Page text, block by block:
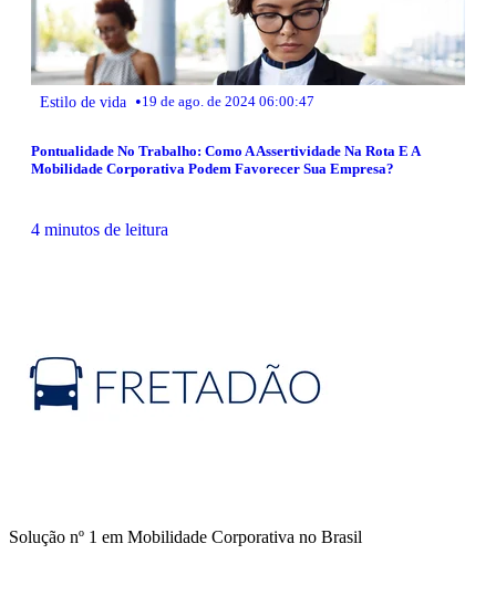
Estilo de vida •19 de ago. de 2024 06:00:47
Pontualidade No Trabalho: Como A Assertividade Na Rota E A
Mobilidade Corporativa Podem Favorecer Sua Empresa?
4 minutos de leitura
Solução nº 1 em Mobilidade Corporativa no Brasil